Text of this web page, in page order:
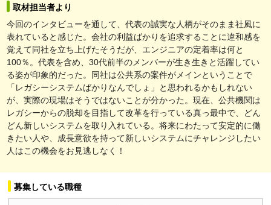
取材担当者より
今回のインタビューを通して、代表の誠実な人柄がそのまま社風に
表れていると感じた。会社の利益ばかりを追求することに違和感を
覚えて同社を立ち上げたそうだが、エンジニアの定着率は何と
100％。代表を含め、30代前半のメンバーが生き生きと活躍してい
る姿が印象的だった。同社は公共系の案件がメインということで
「レガシーシステムばかりなんでしょ」と思われるかもしれない
が、実際の現場はそうではないことが分かった。現在、公共機関は
レガシーからの脱却を目指して改革を行っている真っ最中で、どん
どん新しいシステムを取り入れている。将来にわたって安定的に働
きたい人や、成長意欲を持って新しいシステムにチャレンジしたい
人はこの機会をお見逃しなく！
募集している職種